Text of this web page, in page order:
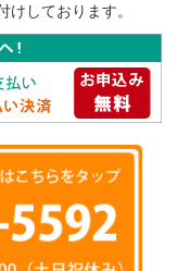
しております。